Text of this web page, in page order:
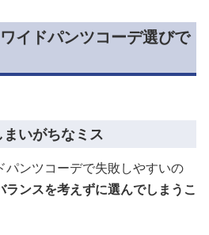
イドパンツコーデ選びで
いがちなミス
パンツコーデで失敗しやすいの
ランスを考えずに選んでしまうこ